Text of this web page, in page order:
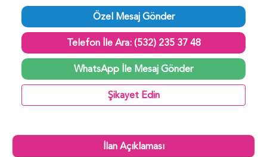
Özel Mesaj Gönder
Telefon İle Ara: (532) 235 37 48
WhatsApp İle Mesaj Gönder
Şikayet Edin
İlan Açıklaması